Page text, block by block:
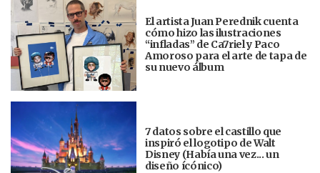
El artista Juan Perednik cuenta
cómo hizo las ilustraciones
“infladas” de Ca7riel y Paco
Amoroso para el arte de tapa de
su nuevo álbum
7 datos sobre el castillo que
inspiró el logotipo de Walt
Disney (Había una vez... un
diseño ícónico)